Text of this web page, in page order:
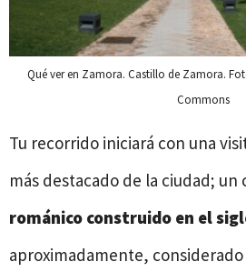
Qué ver en Zamora. Castillo de Zamora.
Commons
Tu recorrido iniciará con una
más destacado de la ciudad; un
románico construido en el
aproximadamente, considerado